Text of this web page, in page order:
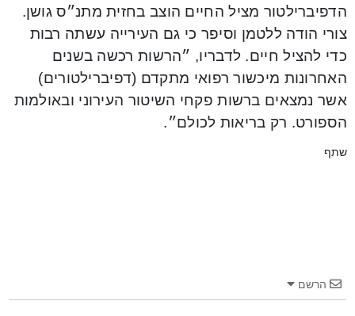
הדפיברילטור מציל החיים הוצב בחזית מתנ״ס גושן.
צורי הודה ללטמן וסיפר כי גם העירייה עשתה רבות
כדי להציל חיים. לדבריו, ״הרשות רכשה בשנים
האחרונות מיכשור רפואי מתקדם (דפיברילטורים)
אשר נמצאים ברשות פקחי השיטור העירוני ובאולמות
הספורט. רק בריאות לכולם״.
שתף
הרשם